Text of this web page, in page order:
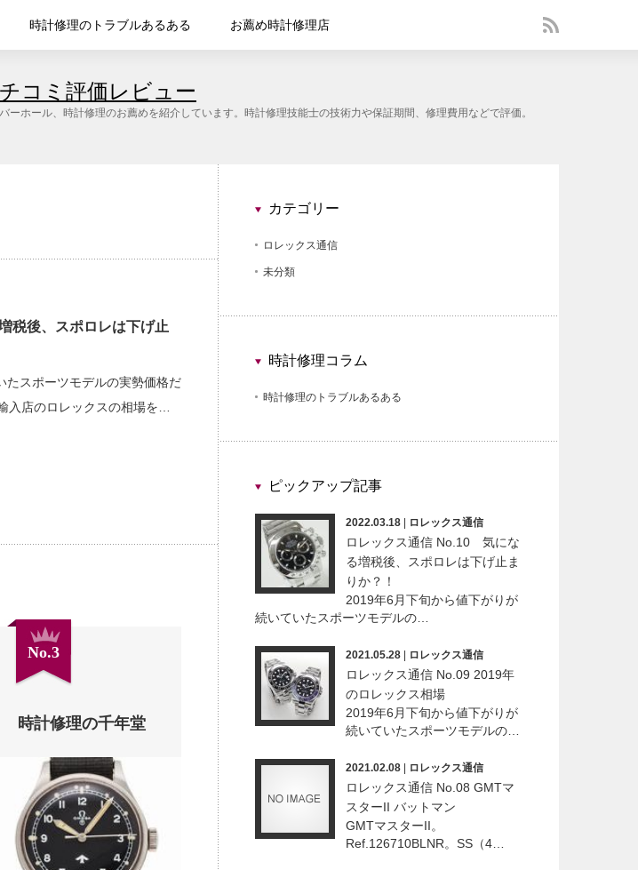
コミ評価レビュー
ホール、時計修理のお薦めを紹介しています。時計修理技能士の技術力や保証期間、修理費用などで評価。
時計修理のトラブルあるある お薦め時計修理店
税後、スポロレは下げ止
たスポーツモデルの実勢価格だ
入店のロレックスの相場を…
No.3
時計修理の千年堂
カテゴリー
ロレックス通信
未分類
時計修理コラム
時計修理のトラブルあるある
ピックアップ記事
2022.03.18 ロレックス通信
ロレックス通信 No.10 気にな
る増税後、スポロレは下げ止ま
りか？！
2019年6月下旬から値下がりが
続いていたスポーツモデルの…
2021.05.28 ロレックス通信
ロレックス通信 No.09 2019年
のロレックス相場
2019年6月下旬から値下がりが
続いていたスポーツモデルの…
2021.02.08 ロレックス通信
ロレックス通信 No.08 GMTマ
スターII バットマン
GMTマスターII。
Ref.126710BLNR。SS（4…